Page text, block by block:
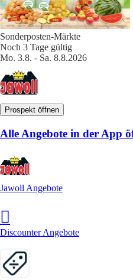
Sonderposten-Märkte
Noch 3 Tage gültig
Mo. 3.8. - Sa. 8.8.2026
Prospekt öffnen
Alle Angebote in der App
Jawoll Angebote
Discounter Angebote